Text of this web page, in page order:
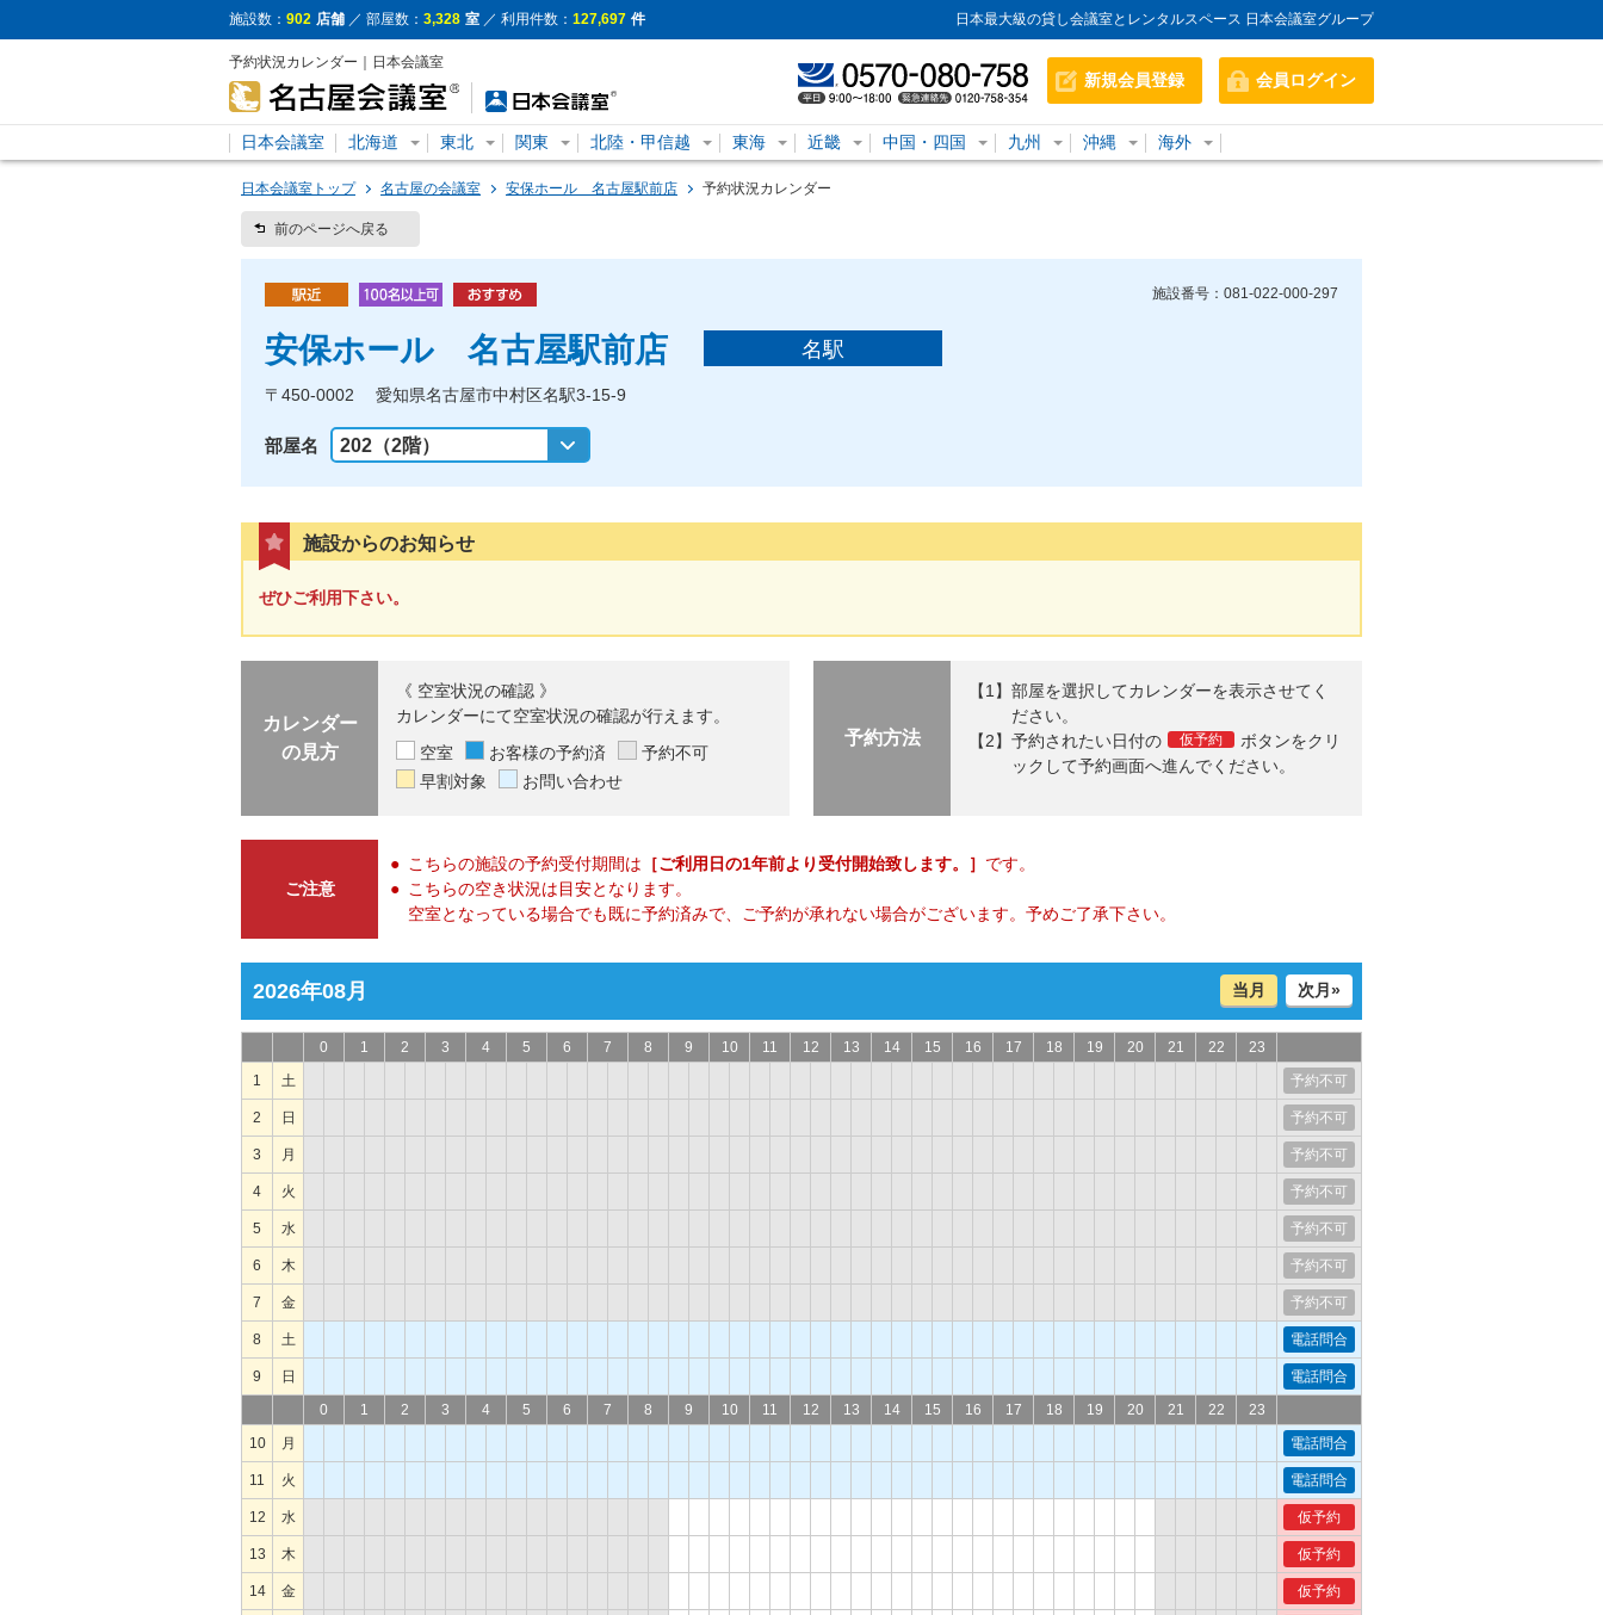
施設数： 902 店舗 ／ 部屋数： 3,328 室 ／ 利用件数： 127,697 件 日本最大級の貸し会議室とレンタルスペース 日本会議室グループ
予約状況カレンダー｜日本会議室
新規会員登録 会員ログイン
日本会議室 北海道 東北 関東 北陸・甲信越 東海 近畿 中国・四国 九州 沖縄 海外
日本会議室トップ 名古屋の会議室 安保ホール 名古屋駅前店 予約状況カレンダー
前のページへ戻る
施設番号：081-022-000-297
安保ホール 名古屋駅前店 名駅
〒450-0002 愛知県名古屋市中村区名駅3-15-9
部屋名
施設からのお知らせ
ぜひご利用下さい。
カレンダー
の見方
《 空室状況の確認 》
カレンダーにて空室状況の確認が行えます。
空室
お客様の予約済
予約不可
早割対象
お問い合わせ
予約方法
部屋を選択してカレンダーを表示させてく
ださい。
予約されたい日付の
仮予約
ボタンをクリ
ックして予約画面へ進んでください。
ご注意
こちらの施設の予約受付期間は ［ご利用日の1年前より受付開始致します。］ です。
こちらの空き状況は目安となります。
空室となっている場合でも既に予約済みで、ご予約が承れない場合がございます。予めご了承下さい。
2026年08月 当月 次月»
0 1 2 3 4 5 6 7 8 9 10 11 12 13 14 15 16 17 18 19 20 21 22
23
1
土 予約不可
2 日 予約不可
3 月 予約不可
4 火 予約不可
5 水 予約不可
6 木 予約不可
7 金 予約不可
8 土 電話問合
9 日
電話問合
0
1 2 3 4 5 6 7 8 9 10 11 12 13 14 15 16 17 18 19 20 21 22
23
10
月 電話問合
11 火 電話問合
12 水 仮予約
13 木 仮予約
14 金 仮予約